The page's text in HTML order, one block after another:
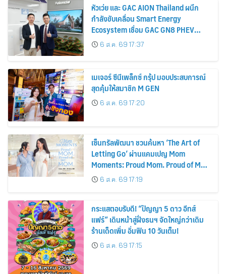
หัวเว่ย และ GAC AION Thailand ผนึก
กำลังขับเคลื่อน Smart Energy
Ecosystem เชื่อม GAC GN8 PHEV
รถยนต์ MPV ระดับพรีเมียม เข้ากับ
พลังงานแสงอาทิตย์ภายในบ้าน
6 ส.ค. 69 17:37
เมเจอร์ ซีนีเพล็กซ์ กรุ้ป มอบประสบการณ์
สุดคุ้มให้สมาชิก M GEN
6 ส.ค. 69 17:20
เซ็นทรัลพัฒนา ชวนค้นหา ‘The Art of
Letting Go’ ผ่านแคมเปญ Mom
Moments: Proud Mom. Proud of My
Mom.6 ส.ค. 69 17:19
กระแสตอบรับดี! “ปัญญา 5 ดาว อีทส์
แฟร์” เดินหน้าสู่ฝั่งธนฯ จัดใหญ่กว่าเดิม
ร้านเด็ดเพิ่ม อิ่มฟิน 10 วันเต็ม!
6 ส.ค. 69 17:15